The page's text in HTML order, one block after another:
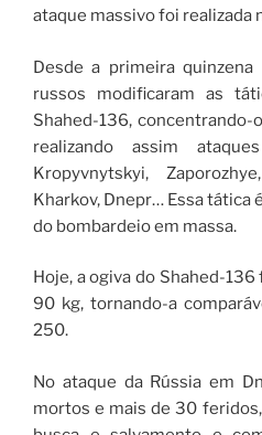
ataque massivo foi realizada
Desde a primeira
russos modificaram as
Shahed-136, concentrando-
realizando assim
Kropyvnytskyi,
Kharkov, Dnepr… Essa tática
do bombardeio em massa.
Hoje, a ogiva do Shahed-
90 kg, tornando-a
250.
No ataque da Rússia em
mortos e mais de 30